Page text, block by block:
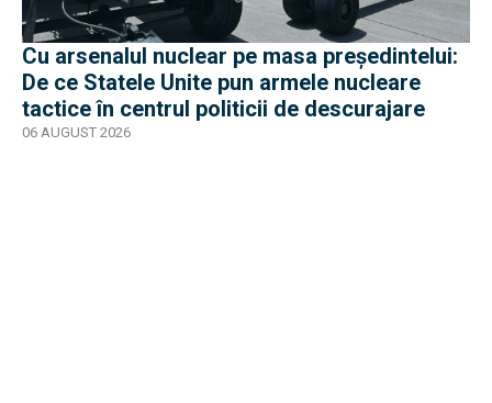
Cu arsenalul nuclear pe masa preşedintelui:
De ce Statele Unite pun armele nucleare
tactice în centrul politicii de descurajare
06 AUGUST 2026